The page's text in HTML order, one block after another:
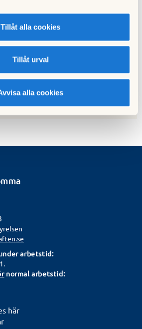
Tillåt alla cookies
Tillåt urval
alla cookies
2025
arbetstid:
normal arbetstid:
här